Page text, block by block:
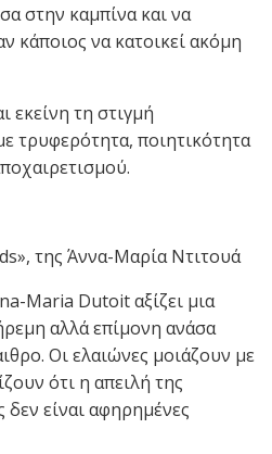
στην καμπίνα και να
κάποιος να κατοικεί ακόμη
εκείνη τη στιγμή
τρυφερότητα, ποιητικότητα
της Άννα-Μαρία Ντιτουά
Maria Dutoit αξίζει μια
αλλά επίμονη ανάσα
Οι ελαιώνες μοιάζουν με
ότι η απειλή της
δεν είναι αφηρημένες